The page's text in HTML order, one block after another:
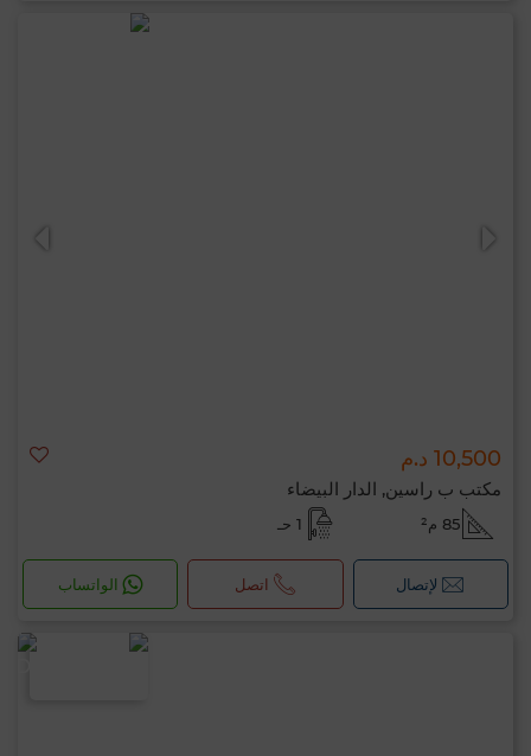
10,500 د.م
مكتب ب راسين, الدار البيضاء
85 م² 1 حـ
لإتصال اتصل الواتساب